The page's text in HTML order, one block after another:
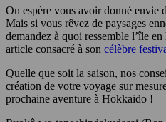
On espère vous avoir donné envie
Mais si vous rêvez de paysages
demandez à quoi ressemble l’île
article consacré à son célèbre
Quelle que soit la saison, nos
création de votre voyage sur
prochaine aventure à Hokkaidō !